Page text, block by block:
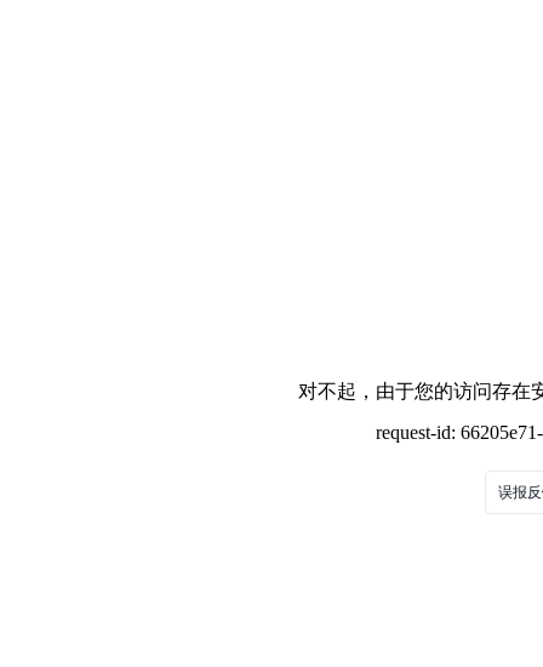
对不起，由于您的访问存在
request-id:
误报